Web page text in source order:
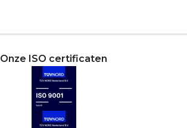
Onze ISO certificaten